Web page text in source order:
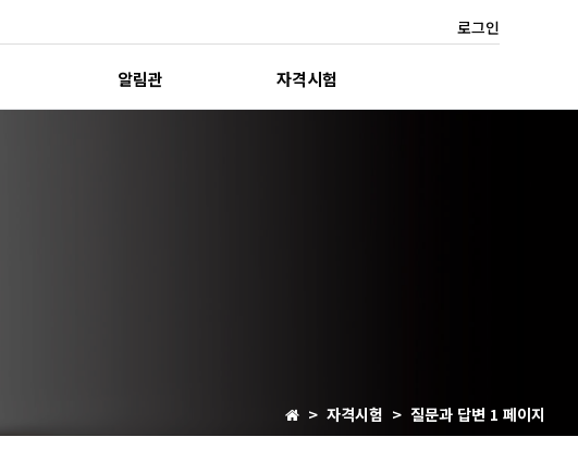
알림관 자격시험
로그인
> 자격시험 > 질문과 답변 1 페이지